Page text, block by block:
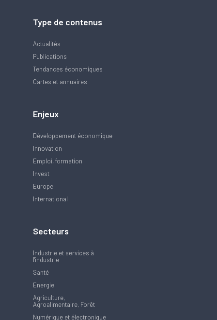
Type de contenus
Actualités
Publications
Tendances économiques
Cartes et annuaires
Enjeux
Développement économique
Innovation
Emploi, formation
Invest
Europe
International
Secteurs
Industrie et services à
l'industrie
Santé
Energie
Agriculture,
Agroalimentaire, Forêt
Numérique et électronique